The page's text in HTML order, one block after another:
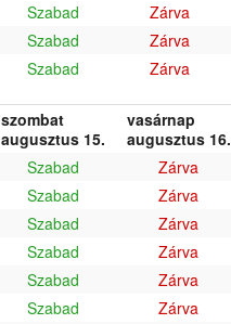
Szabad Zárva
Szabad Zárva
Szabad Zárva
szombat
augusztus 15.
vasárnap
augusztus 16.
Szabad Zárva
Szabad Zárva
Szabad Zárva
Szabad Zárva
Szabad Zárva
Szabad Zárva